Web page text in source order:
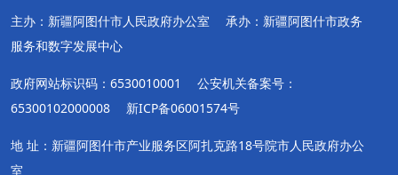
主办：新疆阿图什市人民政府办公室
承办：新疆阿图什市政务
服务和数字发展中心
政府网站标识码：6530010001
公安机关备案号：
65300102000008
新ICP备06001574号
地 址：新疆阿图什市产业服务区阿扎克路18号院市人民政府办公
室